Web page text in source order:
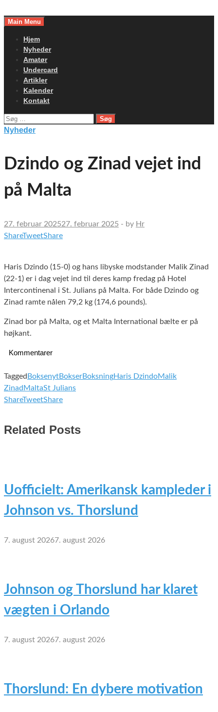
toMain Menu
Hjem
Nyheder
Amatør
Undercard
Artikler
Kalender
Kontakt
Søg
efter:
Nyheder
Dzindo og Zinad vejet ind
på Malta
27. februar 202527. februar 2025 - by Hr
ShareTweetShare
Haris Dzindo (15-0) og hans libyske modstander Malik Zinad
(22-1) er i dag vejet ind til deres kamp fredag på Hotel
Intercontinenal i St. Julians på Malta. For både Dzindo og
Zinad ramte nålen 79,2 kg (174,6 pounds).
Zinad bor på Malta, og et Malta International bælte er på
højkant.
Kommentarer
Tagged BoksenytBokserBoksningHaris DzindoMalik
Zinad MaltaSt Julians
ShareTweetShare
Related Posts
Uofficielt: Amerikansk kampleder i
Johnson vs. Thorslund
7. august 20267. august 2026
Johnson og Thorslund har klaret
vægten i Orlando
7. august 20267. august 2026
Thorslund: En dybere motivation